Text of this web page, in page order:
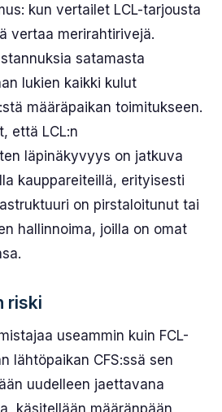
kun vertailet LCL-tarjousta
vertaa merirahtirivejä.
satamasta
lukien kaikki kulut
määräpaikan toimitukseen.
että LCL:n
läpinäkyvyys on jatkuva
kauppareiteillä, erityisesti
on pirstaloitunut tai
hallinnoima, joilla on omat
riski
useammin kuin FCL-
lähtöpaikan CFS:ssä sen
uudelleen jaettavana
käsitellään määränpään